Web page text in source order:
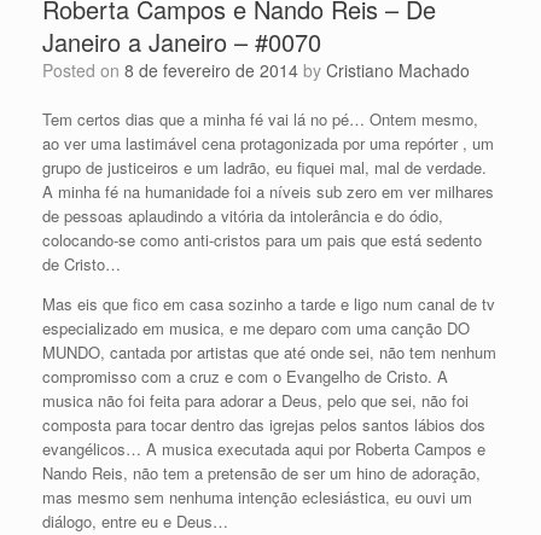
Roberta Campos e Nando Reis – De
Janeiro a Janeiro – #0070
Posted on 8 de fevereiro de 2014 by Cristiano Machado
Tem certos dias que a minha fé vai lá no pé… Ontem mesmo,
ao ver uma lastimável cena protagonizada por uma repórter , um
grupo de justiceiros e um ladrão, eu fiquei mal, mal de verdade.
A minha fé na humanidade foi a níveis sub zero em ver milhares
de pessoas aplaudindo a vitória da intolerância e do ódio,
colocando-se como anti-cristos para um pais que está sedento
de Cristo…
Mas eis que fico em casa sozinho a tarde e ligo num canal de tv
especializado em musica, e me deparo com uma canção DO
MUNDO, cantada por artistas que até onde sei, não tem nenhum
compromisso com a cruz e com o Evangelho de Cristo. A
musica não foi feita para adorar a Deus, pelo que sei, não foi
composta para tocar dentro das igrejas pelos santos lábios dos
evangélicos… A musica executada aqui por Roberta Campos e
Nando Reis, não tem a pretensão de ser um hino de adoração,
mas mesmo sem nenhuma intenção eclesiástica, eu ouvi um
diálogo, entre eu e Deus…